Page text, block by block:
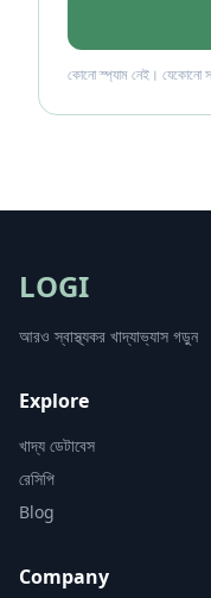
কোনো স্প্যাম নেই। যেকোনো
LOGI
আরও স্বাস্থ্যকর খাদ্যাভ্যাস গড়ুন
Explore
খাদ্য ডেটাবেস
রেসিপি
Blog
Company